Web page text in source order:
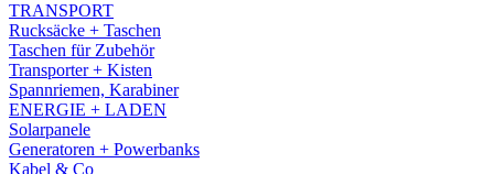
TRANSPORT
Rucksäcke + Taschen
Taschen für Zubehör
Transporter + Kisten
Spannriemen, Karabiner
ENERGIE + LADEN
Solarpanele
Generatoren + Powerbanks
Kabel & Co